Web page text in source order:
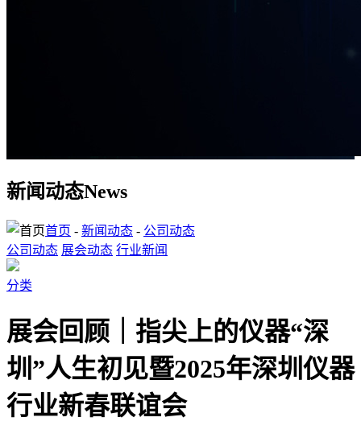
新闻动态News
首页 - 新闻动态 - 公司动态
公司动态 展会动态 行业新闻
分类
展会回顾｜指尖上的仪器“深
圳”人生初见暨2025年深圳仪器
行业新春联谊会